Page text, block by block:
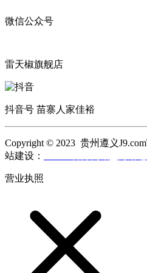
微信公众号
雷天椒旗舰店
抖音号 苗寨人家佳裕
Copyright © 2023 贵州遵义
站建设：
营业执照